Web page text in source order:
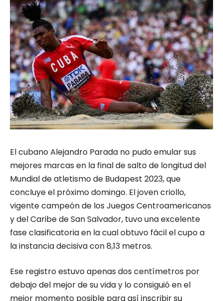
El cubano Alejandro Parada no pudo emular sus
mejores marcas en la final de salto de longitud del
Mundial de atletismo de Budapest 2023, que
concluye el próximo domingo. El joven criollo,
vigente campeón de los Juegos Centroamericanos
y del Caribe de San Salvador, tuvo una excelente
fase clasificatoria en la cual obtuvo fácil el cupo a
la instancia decisiva con 8,13 metros.
Ese registro estuvo apenas dos centímetros por
debajo del mejor de su vida y lo consiguió en el
mejor momento posible para así inscribir su